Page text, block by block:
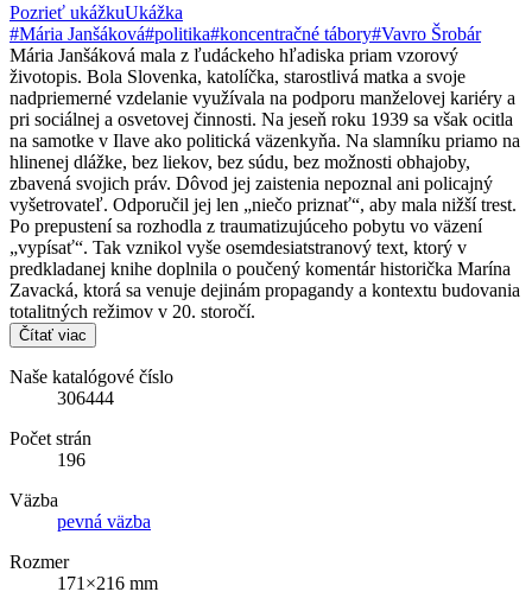
Pozrieť ukážkuUkážka
#Mária Janšáková#politika#koncentračné tábory#Vavro Šrobár
Mária Janšáková mala z ľudáckeho hľadiska priam vzorový
životopis. Bola Slovenka, katolíčka, starostlivá matka a svoje
nadpriemerné vzdelanie využívala na podporu manželovej kariéry a
pri sociálnej a osvetovej činnosti. Na jeseň roku 1939 sa však ocitla
na samotke v Ilave ako politická väzenkyňa. Na slamníku priamo na
hlinenej dlážke, bez liekov, bez súdu, bez možnosti obhajoby,
zbavená svojich práv. Dôvod jej zaistenia nepoznal ani policajný
vyšetrovateľ. Odporučil jej len „niečo priznať“, aby mala nižší trest.
Po prepustení sa rozhodla z traumatizujúceho pobytu vo väzení
„vypísať“. Tak vznikol vyše osemdesiatstranový text, ktorý v
predkladanej knihe doplnila o poučený komentár historička Marína
Zavacká, ktorá sa venuje dejinám propagandy a kontextu budovania
totalitných režimov v 20. storočí.
Čítať viac
Naše katalógové číslo
306444
Počet strán
196
Väzba
pevná väzba
Rozmer
171×216 mm